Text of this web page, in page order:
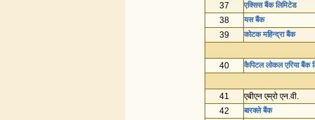
37 एक्सिस बैंक लिमिटेड
38 यस बैंक
39 कोटक महिन्द्रा बैंक
40 कैपिटल लोकल एरिया बैंक
41
एबीएन एम्रो एन.वी.
42
बारक्ले बैंक